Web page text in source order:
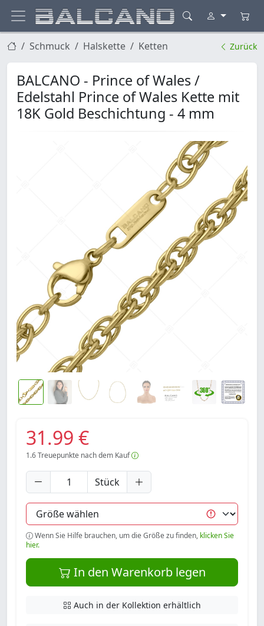
Schmuck Halskette Ketten Zurück
BALCANO - Prince of Wales /
Edelstahl Prince of Wales Kette mit
18K Gold Beschichtung - 4 mm
31.99 €
1.6Treuepunkte nach dem Kauf
Stück
Wenn Sie Hilfe brauchen, um die Größe zu finden, klicken Sie
hier.
In den Warenkorb legen
Auch in der Kollektion erhältlich